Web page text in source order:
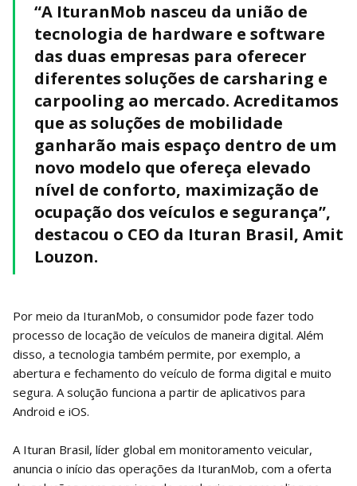
“A IturanMob nasceu da união de
tecnologia de hardware e software
das duas empresas para oferecer
diferentes soluções de carsharing e
carpooling ao mercado. Acreditamos
que as soluções de mobilidade
ganharão mais espaço dentro de um
novo modelo que ofereça elevado
nível de conforto, maximização de
ocupação dos veículos e segurança”,
destacou o CEO da Ituran Brasil, Amit
Louzon.
Por meio da IturanMob, o consumidor pode fazer todo
processo de locação de veículos de maneira digital. Além
disso, a tecnologia também permite, por exemplo, a
abertura e fechamento do veículo de forma digital e muito
segura. A solução funciona a partir de aplicativos para
Android e iOS.
A Ituran Brasil, líder global em monitoramento veicular,
anuncia o início das operações da IturanMob, com a oferta